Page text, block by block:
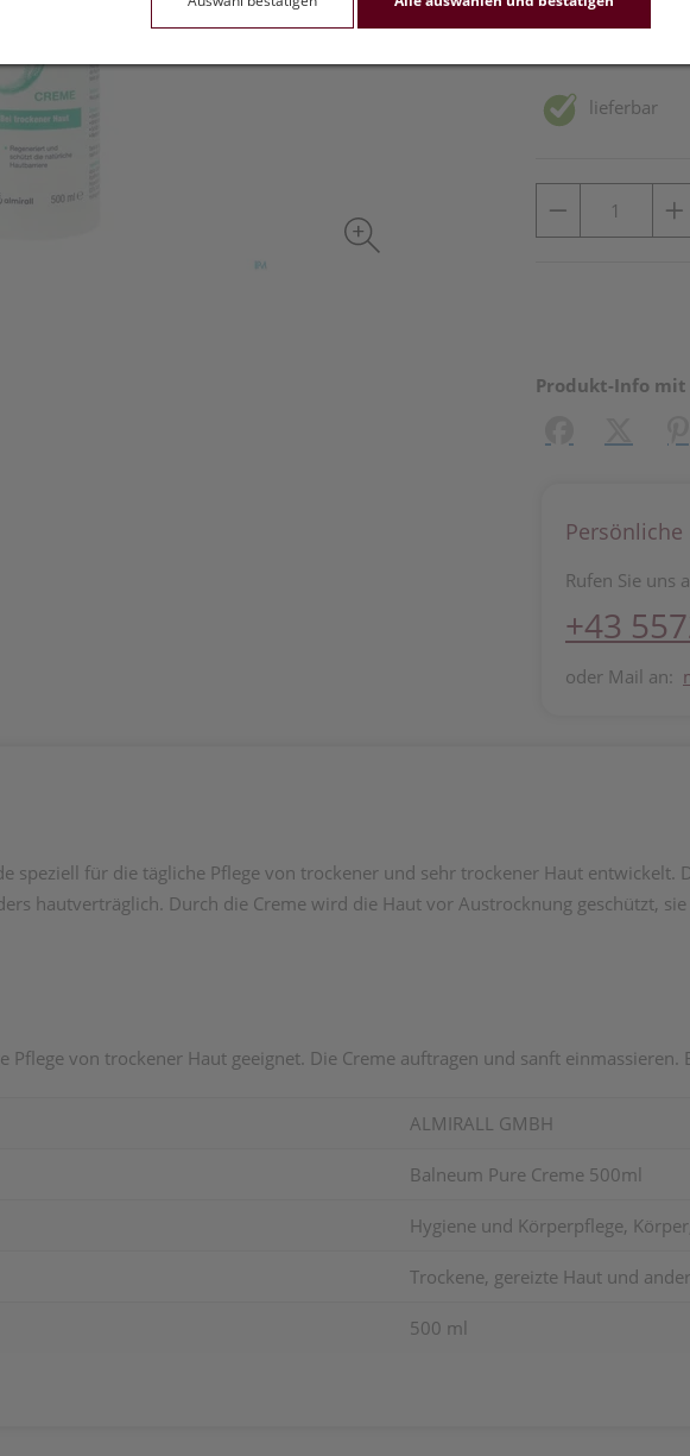
lieferbar
Produkt-Info
Rufen Sie uns
+43
oder Mail an:
speziell für die tägliche Pflege von trockener und sehr trockener Haut entwickelt.
hautverträglich. Durch die Creme wird die Haut vor Austrocknung geschützt,
Pflege von trockener Haut geeignet. Die Creme auftragen und sanft
ALMIRALL GMBH
Balneum Pure Creme 500ml
Hygiene und Körperpflege,
Trockene, gereizte Haut und
500 ml